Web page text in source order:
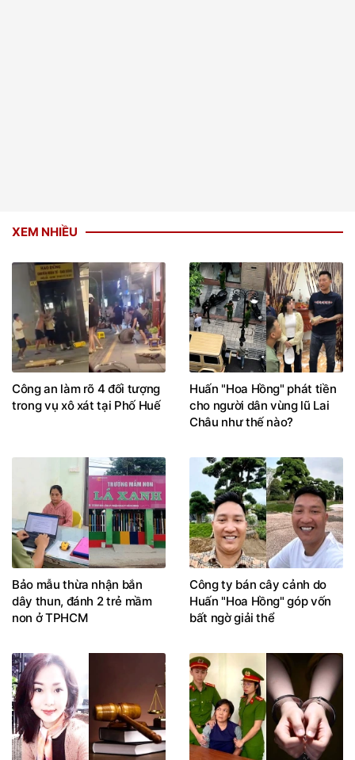
XEM NHIỀU
Công an làm rõ 4 đối tượng
trong vụ xô xát tại Phố Huế
Huấn "Hoa Hồng" phát tiền
cho người dân vùng lũ Lai
Châu như thế nào?
Bảo mẫu thừa nhận bắn
dây thun, đánh 2 trẻ mầm
non ở TPHCM
Công ty bán cây cảnh do
Huấn "Hoa Hồng" góp vốn
bất ngờ giải thể